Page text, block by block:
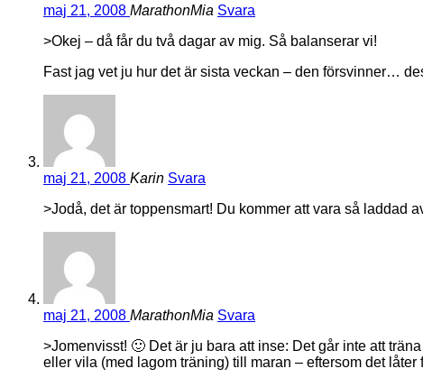
maj 21, 2008 MarathonMia Svara
>Okej – då får du två dagar av mig. Så balanserar vi!
Fast jag vet ju hur det är sista veckan – den försvinner…
maj 21, 2008 Karin Svara
>Jodå, det är toppensmart! Du kommer att vara så laddad
maj 21, 2008 MarathonMia Svara
>Jomenvisst! 🙂 Det är ju bara att inse: Det går inte att
eller vila (med lagom träning) till maran – eftersom det låter